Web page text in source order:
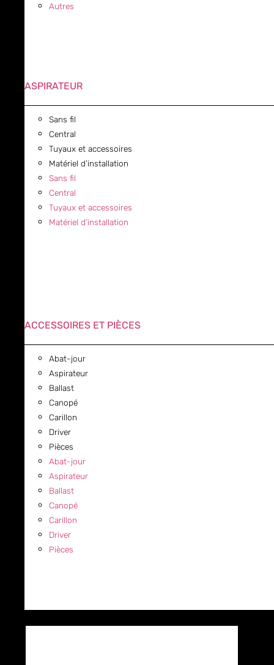
Autres
ASPIRATEUR
Sans fil
Central
Tuyaux et accessoires
Matériel d’installation
Sans fil
Central
Tuyaux et accessoires
Matériel d’installation
ACCESSOIRES ET PIÈCES
Abat-jour
Aspirateur
Ballast
Canopé
Carillon
Driver
Pièces
Abat-jour
Aspirateur
Ballast
Canopé
Carillon
Driver
Pièces